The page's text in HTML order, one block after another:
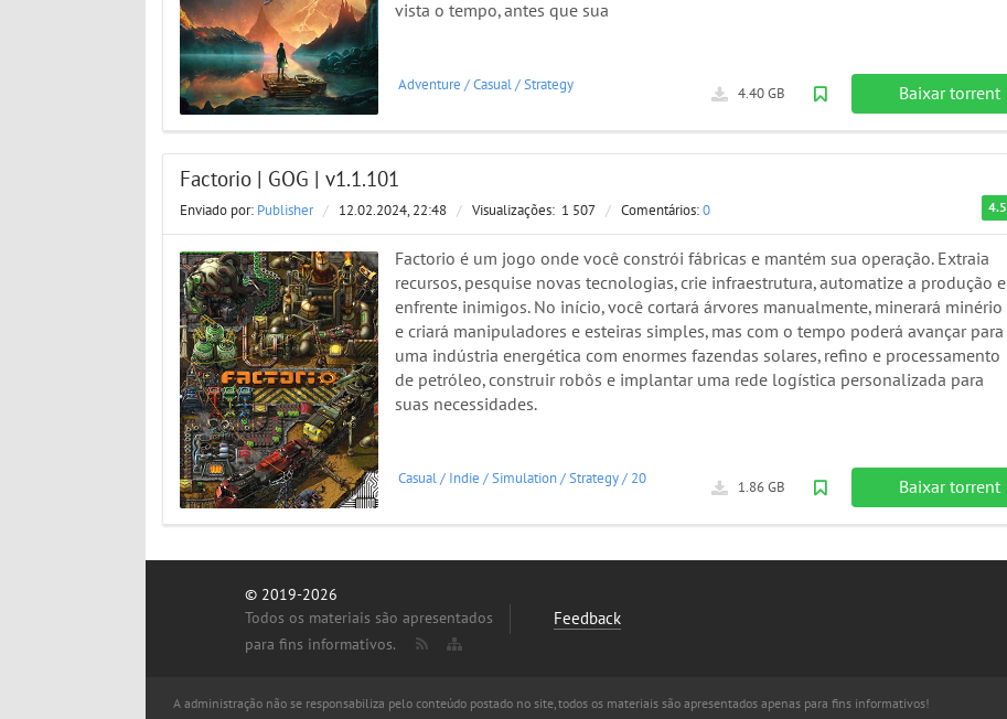
vista o tempo, antes que sua
Baixar torrent
4.40 GB
Adventure /Casual/Strategy
Factorio | GOG | v1.1.101
4.5
Enviado por: Publisher / 12.02.2024, 22:48 / Visualizações: 1 507 / Comentários:0
Factorio é um jogo onde você constrói fábricas e mantém sua operação. Extraia
recursos, pesquise novas tecnologias, crie infraestrutura, automatize a produção e
enfrente inimigos. No início, você cortará árvores manualmente, minerará minério
e criará manipuladores e esteiras simples, mas com o tempo poderá avançar para
uma indústria energética com enormes fazendas solares, refino e processamento
de petróleo, construir robôs e implantar uma rede logística personalizada para
suas necessidades.
Baixar torrent
1.86 GB
Casual/ Indie /Simulation/Strategy/ 2020
© 2019-2026
Todos os materiais são apresentados
para fins informativos.
Feedback
A administração não se responsabiliza pelo conteúdo postado no site, todos os materiais são apresentados apenas para fins informativos!